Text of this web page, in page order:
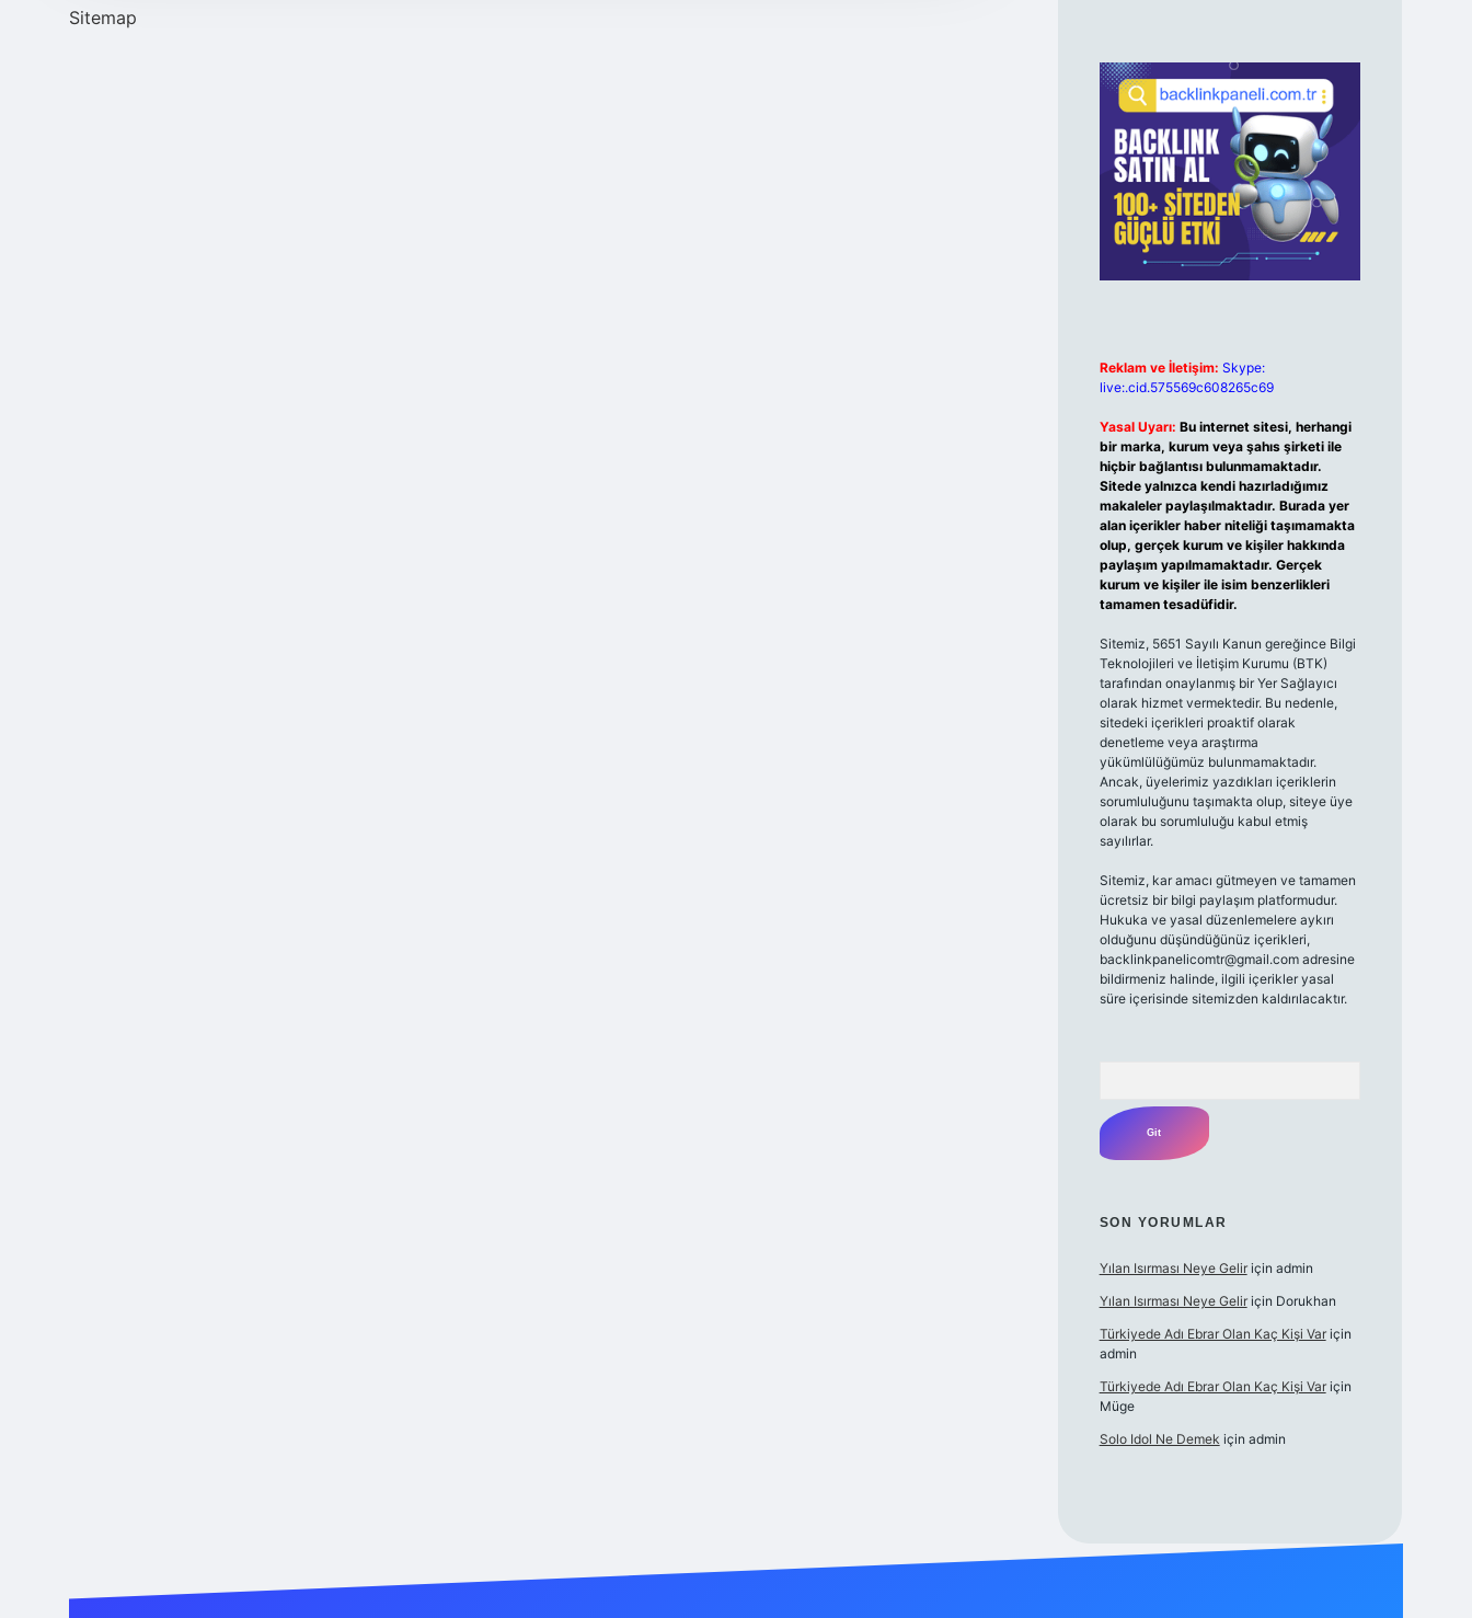
Sitemap
Reklam ve İletişim: Skype:
live:.cid.575569c608265c69
Yasal Uyarı: Bu internet sitesi, herhangi
bir marka, kurum veya şahıs şirketi ile
hiçbir bağlantısı bulunmamaktadır.
Sitede yalnızca kendi hazırladığımız
makaleler paylaşılmaktadır. Burada yer
alan içerikler haber niteliği taşımamakta
olup, gerçek kurum ve kişiler hakkında
paylaşım yapılmamaktadır. Gerçek
kurum ve kişiler ile isim benzerlikleri
tamamen tesadüfidir.
Sitemiz, 5651 Sayılı Kanun gereğince Bilgi
Teknolojileri ve İletişim Kurumu (BTK)
tarafından onaylanmış bir Yer Sağlayıcı
olarak hizmet vermektedir. Bu nedenle,
sitedeki içerikleri proaktif olarak
denetleme veya araştırma
yükümlülüğümüz bulunmamaktadır.
Ancak, üyelerimiz yazdıkları içeriklerin
sorumluluğunu taşımakta olup, siteye üye
olarak bu sorumluluğu kabul etmiş
sayılırlar.
Sitemiz, kar amacı gütmeyen ve tamamen
ücretsiz bir bilgi paylaşım platformudur.
Hukuka ve yasal düzenlemelere aykırı
olduğunu düşündüğünüz içerikleri,
backlinkpanelicomtr@gmail.comadresine
bildirmeniz halinde, ilgili içerikler yasal
süre içerisinde sitemizden kaldırılacaktır.
SON YORUMLAR
Yılan Isırması Neye Geliriçin admin
Yılan Isırması Neye Geliriçin Dorukhan
Türkiyede Adı Ebrar Olan Kaç Kişi Variçin
admin
Türkiyede Adı Ebrar Olan Kaç Kişi Variçin
Müge
Solo Idol Ne Demek için admin